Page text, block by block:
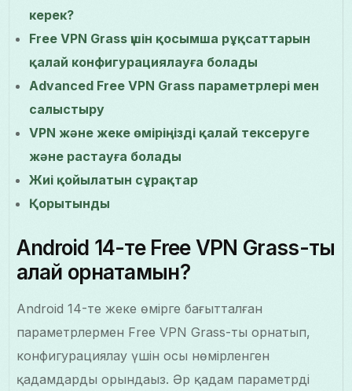
керек?
Free VPN Grass үшін қосымша рұқсаттарын
қалай конфигурациялауға болады
Advanced Free VPN Grass параметрлері мен
салыстыру
VPN және жеке өміріңізді қалай тексеруге
және растауға болады
Жиі қойылатын сұрақтар
Қорытынды
Android 14-те Free VPN Grass-ты
қалай орнатамын?
Android 14-те жеке өмірге бағытталған
параметрлермен Free VPN Grass-ты орнатып,
конфигурациялау үшін осы нөмірленген
қадамдарды орындаңыз. Әр қадам параметрдің